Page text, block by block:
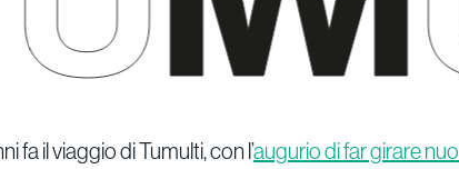
fa il viaggio di Tumulti, con l’augurio di far girare